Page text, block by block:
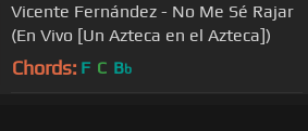
Vicente Fernández - No Me Sé Rajar
(En Vivo [Un Azteca en el Azteca])
Chords: F C Bb